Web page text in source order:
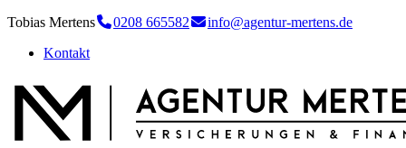
Tobias Mertens 0208 665582
info@agentur-mertens.de
Kontakt